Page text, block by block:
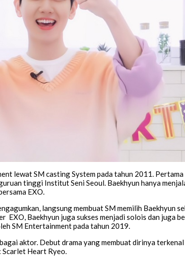
lewat SM casting System pada tahun 2011. Pertama
tinggi Institut Seni Seoul. Baekhyun hanya
EXO.
langsung membuat SM memilih Baekhyun
EXO, Baekhyun juga sukses menjadi solois dan juga
SM Entertainment pada tahun 2019.
aktor. Debut drama yang membuat dirinya
Heart Ryeo.